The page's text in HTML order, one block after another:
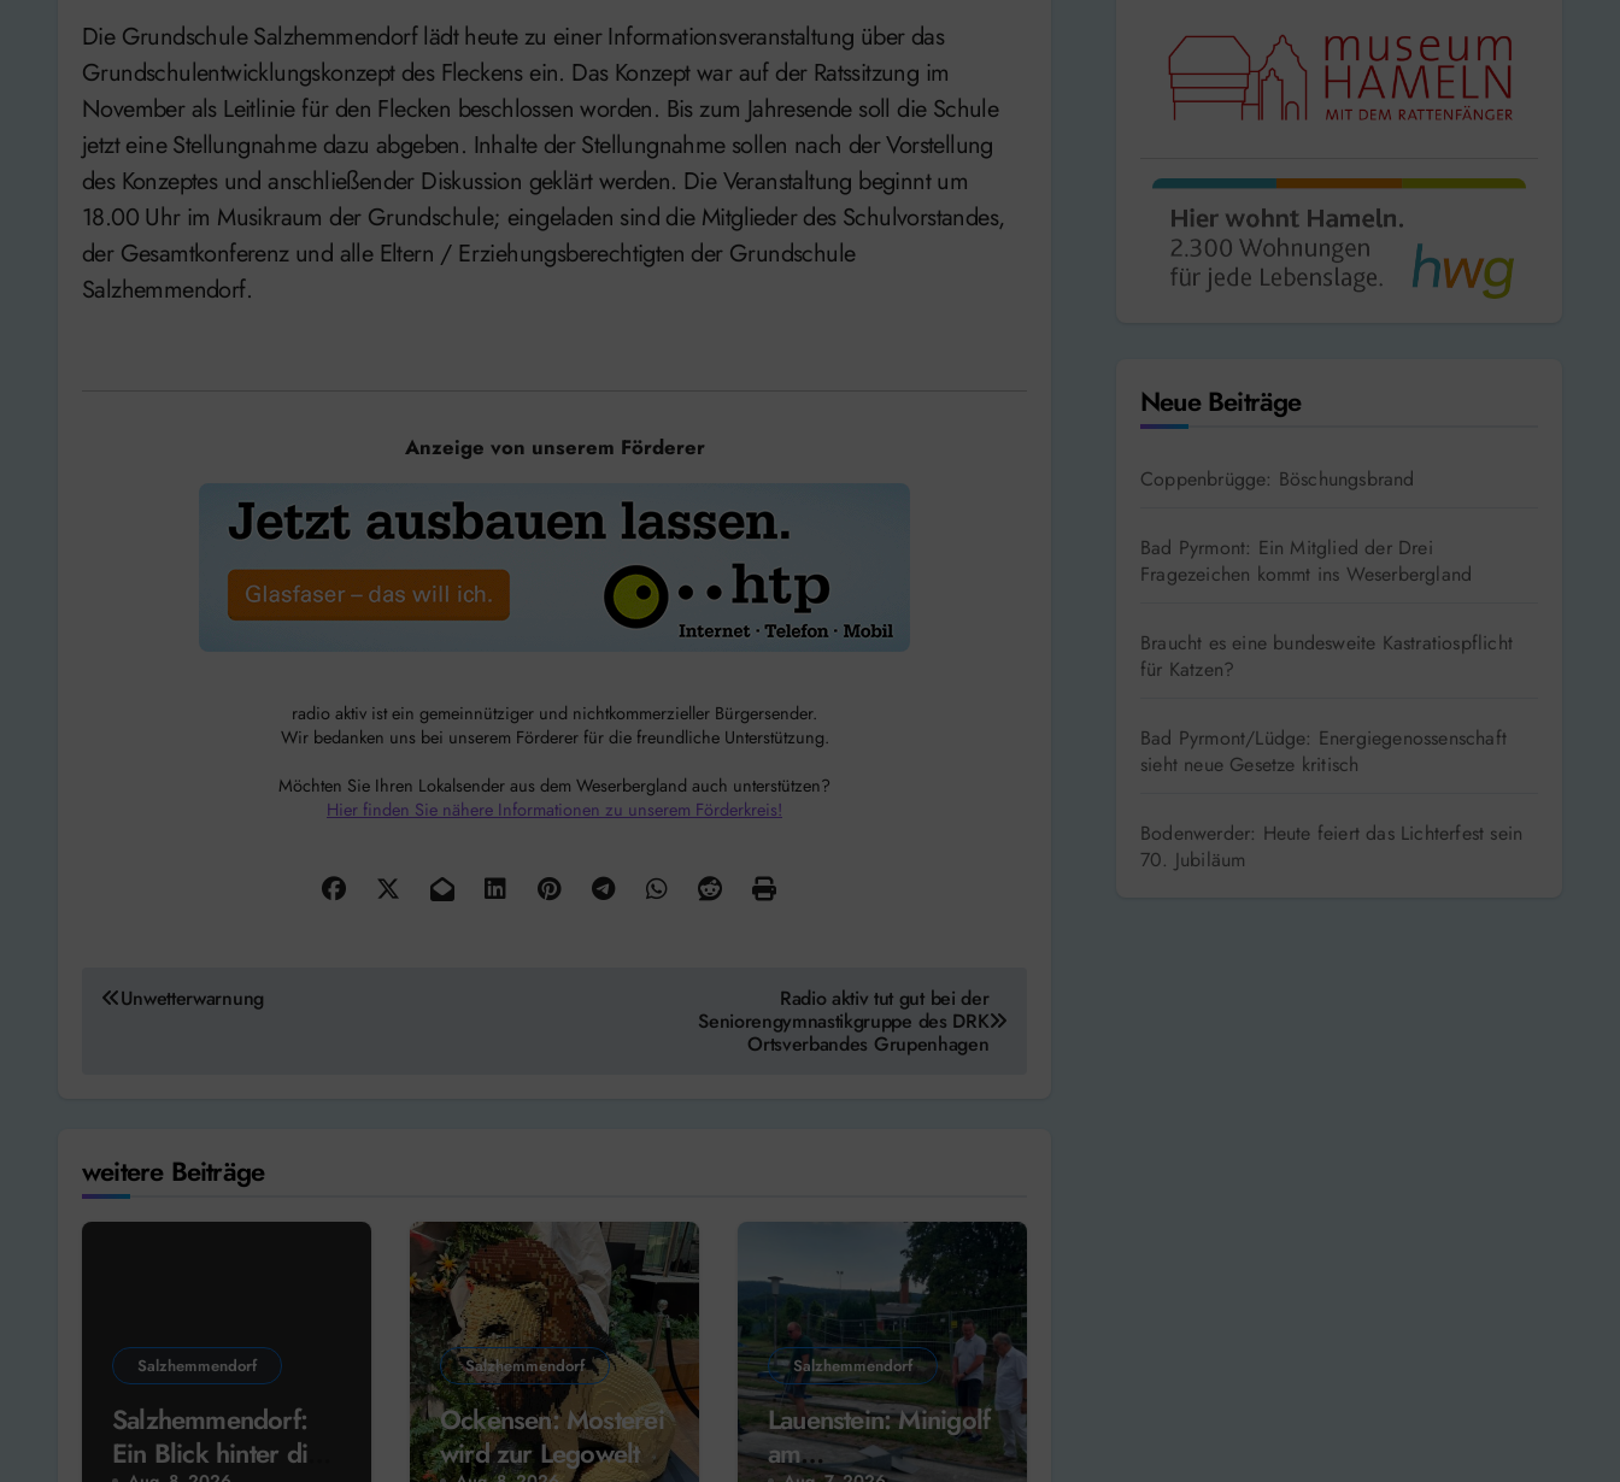
Die Grundschule Salzhemmendorf lädt heute zu einer Informationsveranstaltung über das
Grundschulentwicklungskonzept des Fleckens ein. Das Konzept war auf der Ratssitzung im
November als Leitlinie für den Flecken beschlossen worden. Bis zum Jahresende soll die Schule
jetzt eine Stellungnahme dazu abgeben. Inhalte der Stellungnahme sollen nach der Vorstellung
des Konzeptes und anschließender Diskussion geklärt werden. Die Veranstaltung beginnt um
18.00 Uhr im Musikraum der Grundschule; eingeladen sind die Mitglieder des Schulvorstandes,
der Gesamtkonferenz und alle Eltern / Erziehungsberechtigten der Grundschule
Salzhemmendorf.
Anzeige von unserem Förderer
radio aktiv ist ein gemeinnütziger und nichtkommerzieller Bürgersender.
Wir bedanken uns bei unserem Förderer für die freundliche Unterstützung.
Möchten Sie Ihren Lokalsender aus dem Weserbergland auch unterstützen?
Hier finden Sie nähere Informationen zu unserem Förderkreis!
Beitragsnavigation
Unwetterwarnung
Radio aktiv tut gut bei der
Seniorengymnastikgruppe des DRK
Ortsverbandes Grupenhagen
weitere Beiträge
Salzhemmendorf
Salzhemmendorf:
Ein Blick hinter die
Salzhemmendorf
Ockensen: Mosterei
wird zur Legowelt
Salzhemmendorf
Lauenstein: Minigolf
am
Neue Beiträge
Coppenbrügge: Böschungsbrand
Bad Pyrmont: Ein Mitglied der Drei
Fragezeichen kommt ins Weserbergland
Braucht es eine bundesweite Kastratiospflicht
für Katzen?
Bad Pyrmont/Lüdge: Energiegenossenschaft
sieht neue Gesetze kritisch
Bodenwerder: Heute feiert das Lichterfest sein
70. Jubiläum